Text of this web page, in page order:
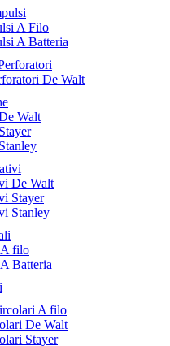
A Filo
A Batteria
De Walt
Walt
De Walt
Stayer
Stanley
A filo
Batteria
A filo
De Walt
Stayer